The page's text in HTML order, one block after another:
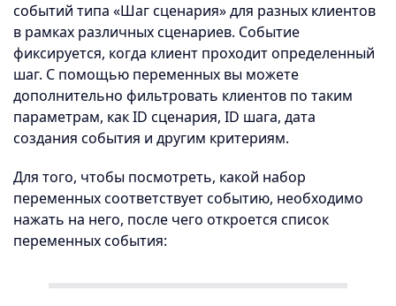
событий типа «Шаг сценария» для разных клиентов
в рамках различных сценариев. Событие
фиксируется, когда клиент проходит определенный
шаг. С помощью переменных вы можете
дополнительно фильтровать клиентов по таким
параметрам, как ID сценария, ID шага, дата
создания события и другим критериям.
Для того, чтобы посмотреть, какой набор
переменных соответствует событию, необходимо
нажать на него, после чего откроется список
переменных события: